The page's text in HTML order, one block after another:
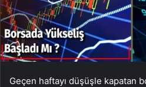
Geçen haftayı düşüşle kapatan